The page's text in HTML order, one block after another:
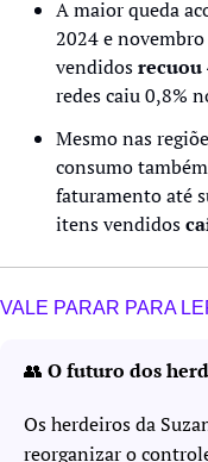
A maior queda
2024 e
vendidos recuou
redes caiu 0,8%
Mesmo nas
consumo
faturamento até
itens vendidos
VALE PARAR PARA
👥 O futuro dos
Os herdeiros da
reorganizar o